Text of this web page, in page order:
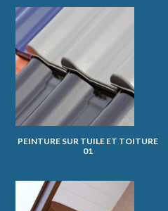
PEINTURE SUR TUILE ET TOITURE
01